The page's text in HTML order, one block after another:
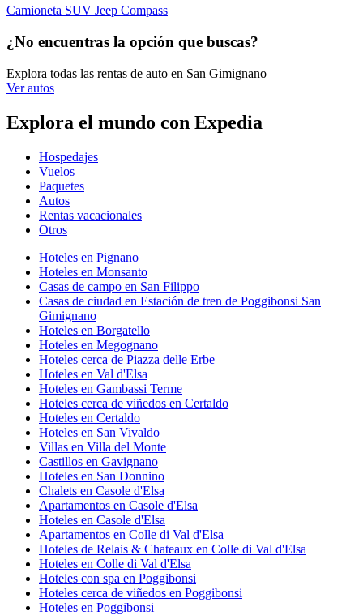
Camioneta SUV Jeep Compass
¿No encuentras la opción que buscas?
Explora todas las rentas de auto en San Gimignano
Ver autos
Explora el mundo con Expedia
Hospedajes
Vuelos
Paquetes
Autos
Rentas vacacionales
Otros
Hoteles en Pignano
Hoteles en Monsanto
Casas de campo en San Filippo
Casas de ciudad en Estación de tren de Poggibonsi San
Gimignano
Hoteles en Borgatello
Hoteles en Megognano
Hoteles cerca de Piazza delle Erbe
Hoteles en Val d'Elsa
Hoteles en Gambassi Terme
Hoteles cerca de viñedos en Certaldo
Hoteles en Certaldo
Hoteles en San Vivaldo
Villas en Villa del Monte
Castillos en Gavignano
Hoteles en San Donnino
Chalets en Casole d'Elsa
Apartamentos en Casole d'Elsa
Hoteles en Casole d'Elsa
Apartamentos en Colle di Val d'Elsa
Hoteles de Relais & Chateaux en Colle di Val d'Elsa
Hoteles en Colle di Val d'Elsa
Hoteles con spa en Poggibonsi
Hoteles cerca de viñedos en Poggibonsi
Hoteles en Poggibonsi